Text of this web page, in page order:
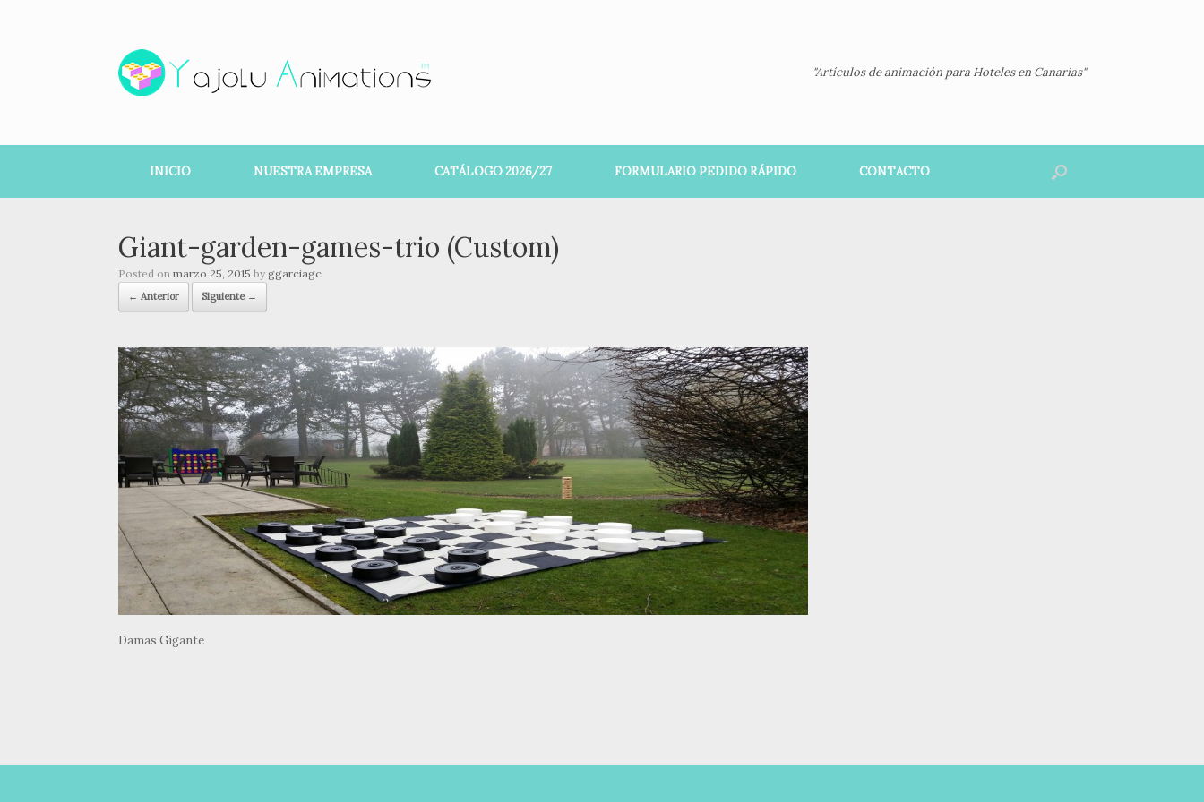
"Artículos de animación para Hoteles en Canarias"
INICIO NUESTRA EMPRESA CATÁLOGO 2026/27 FORMULARIO PEDIDO RÁPIDO CONTACTO
Giant-garden-games-trio (Custom)
Posted on marzo 25, 2015 by ggarciagc
← Anterior Siguiente →
Damas Gigante